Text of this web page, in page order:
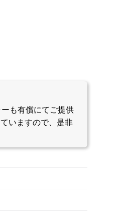
も有償にてご提供
いますので、是非